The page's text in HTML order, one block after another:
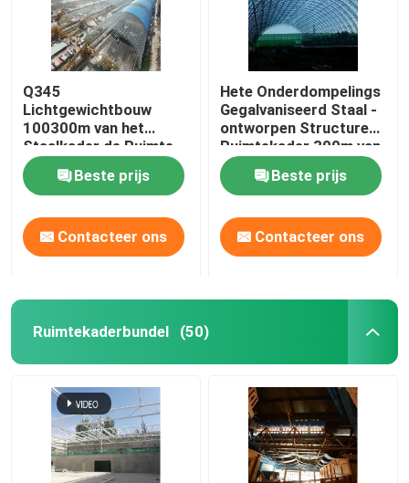
Q345
Lichtgewichtbouw
100300m van het
Staalkader de Ruimte
Grote Spanwijdte van
het KadernetBeste prijs
Contacteer ons
Hete Onderdompelings
Gegalvaniseerd Staal -
ontworpen Structureel
Ruimtekader 300m van
de Gebouwenboog
Beste prijs
Contacteer ons
Ruimtekaderbundel (50)